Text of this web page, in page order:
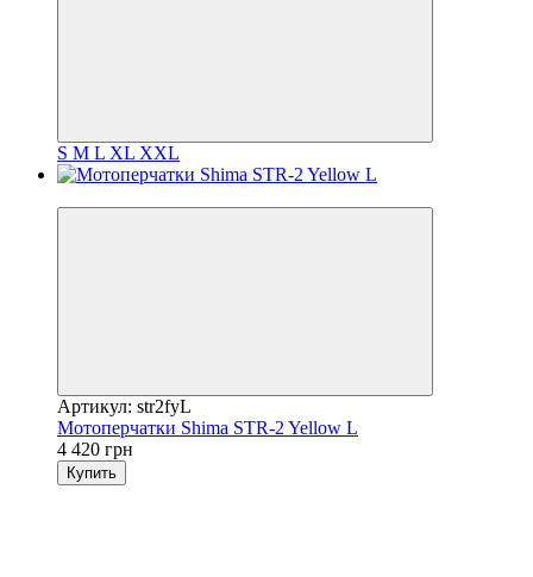
S M L XL XXL
Артикул: str2fyL
Мотоперчатки Shima STR-2 Yellow L
4 420 грн
Купить